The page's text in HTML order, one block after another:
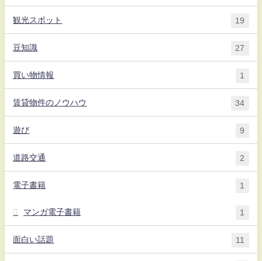
観光スポット 19
豆知識 27
買い物情報 1
賃貸物件のノウハウ 34
遊び 9
道路交通 2
電子書籍 1
マンガ電子書籍 1
面白い話題 11